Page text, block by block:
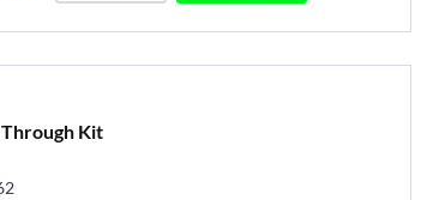
Through Kit